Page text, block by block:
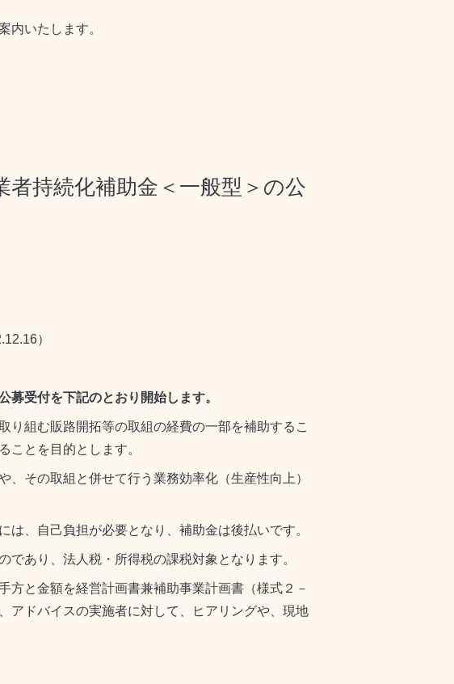
内いたします。
持続化補助金＜一般型＞の公
）
受付を下記のとおり開始します。
組む販路開拓等の取組の経費の一部を補助するこ
ことを目的とします。
その取組と併せて行う業務効率化（生産性向上）
、自己負担が必要となり、補助金は後払いです。
あり、法人税・所得税の課税対象となります。
と金額を経営計画書兼補助事業計画書（様式２－
アドバイスの実施者に対して、ヒアリングや、現地